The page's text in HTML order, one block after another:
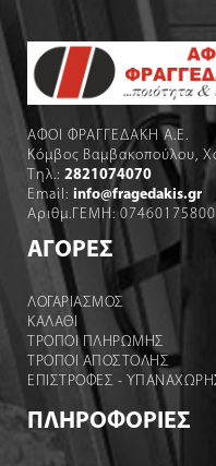
ΑΦΟΙ ΦΡΑΓΓΕΔΑΚΗ Α.Ε.
Κόμβος Βαμβακοπούλου,
Τηλ.: 2821074070
Email: info@fragedakis.gr
Αριθμ.ΓΕΜΗ:
ΑΓΟΡΕΣ
ΛΟΓΑΡΙΑΣΜΌΣ
ΚΑΛΆΘΙ
ΤΡΟΠΟΙ ΠΛΗΡΩΜΗΣ
ΤΡΟΠΟΙ ΑΠΟΣΤΟΛΉΣ
ΕΠΙΣΤΡΟΦΕΣ -
ΠΛΗΡΟΦΟΡΙΕΣ